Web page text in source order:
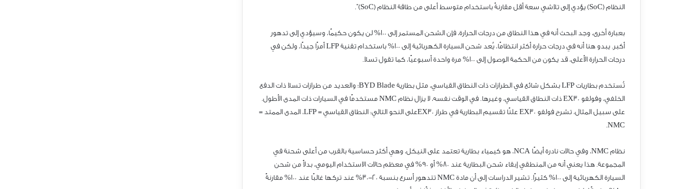
النظام (CoS) يؤدي إلى تلاشي سعة أقل مقارنةً باستخدام متوسط ​​أعلى من طاقة النظام (CoS)”.
بعبارة أخرى، وجد البحث أنه في هذا النطاق من درجات الحرارة، فإن الشحن المستمر إلى 001% لن يكون حكيمًا، وسيؤدي إلى تدهور
أكبر. يبدو هنا أنه في درجات حرارة أكثر انتظامًا، يُعد شحن السيارة الكهربائية إلى 001% باستخدام تقنية PFL أمرًا جيدًا، ولكن في
درجات الحرارة الأعلى، قد يكون من الحكمة الوصول إلى 001% مرة واحدة أسبوعيًا، كما تقول تسلا.
تُستخدم بطاريات PFL بشكل شائع في الطرازات ذات النطاق القياسي، مثل بطارية edalB DYB؛ والعديد من طرازات تسلا ذات الدفع
الخلفي، وفولفو 03XE ذات النطاق القياسي، وغيرها. في الوقت نفسه، لا يزال نظام CMN مستخدمًا في السيارات ذات المدى الأطول.
على سبيل المثال، تشرح فولفو 03XE علنًا تقسيم البطارية في طراز 03XEعلى النحو التالي: النطاق القياسي = PFL، المدى الممتد =
CMN.
نظام CMN، وفي حالات نادرة أيضًا ACN، هو كيمياء بطارية تعتمد على النيكل، وهي أكثر حساسية بالقرب من أعلى شحنة في
المجموعة. هذا يعني أنه من المنطقي إبقاء شحن البطارية عند 08% أو 09% في معظم حالات الاستخدام اليومي، بدلاً من شحن
السيارة الكهربائية إلى 001% كثيرًا. تشير الدراسات إلى أن مادة CMN تتدهور أسرع بنسبة 02-03% عند تركها غالبًا عند 001% مقارنةً